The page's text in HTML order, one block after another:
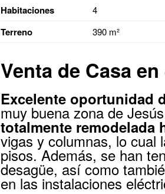
Habitaciones 4
Terreno 390 m²
Venta de Casa
Excelente oportunidad
muy buena zona de
totalmente remodelada
vigas y columnas, lo cual
pisos. Además, se han
desagüe, así como
en las instalaciones